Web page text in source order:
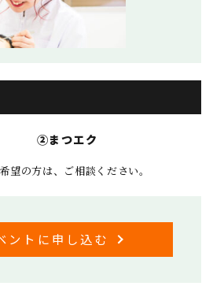
②まつエク
望の方は、ご相談ください。
ントに申し込む